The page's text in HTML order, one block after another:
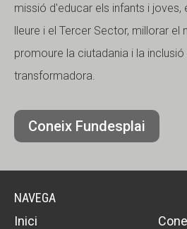
missió d'educar els infants i joves,
lleure i el Tercer Sector, millorar el
promoure la ciutadania i la
transformadora.
Coneix Fundesplai
NAVEGA
Inici